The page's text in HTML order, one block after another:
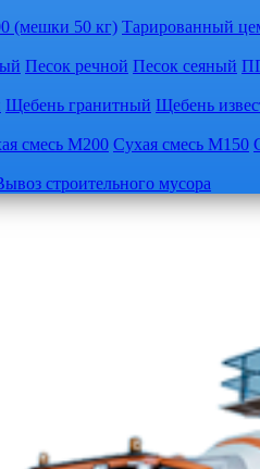
(мешки 50 кг) Тарированный
Песок речной Песок сеяный
Щебень гранитный Щебень
смесь М200 Сухая смесь М150
строительного мусора